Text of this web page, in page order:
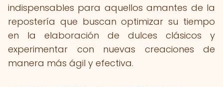
indispensables para aquellos amantes de la
repostería que buscan optimizar su tiempo
en la elaboración de dulces clásicos y
experimentar con nuevas creaciones de
manera más ágil y efectiva.